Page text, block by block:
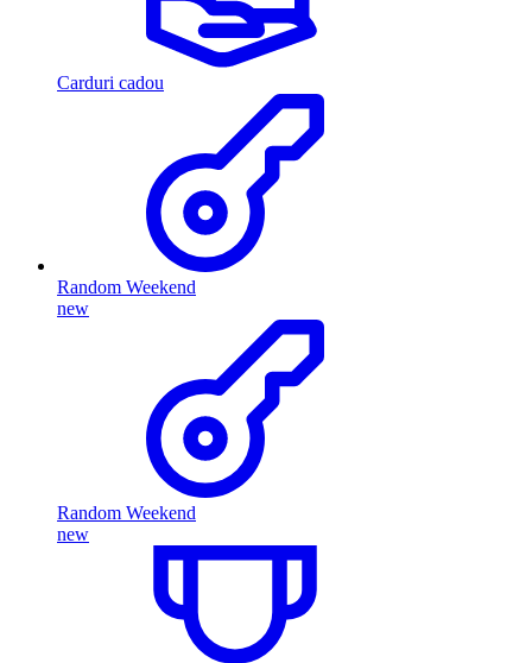
Carduri cadou
Random Weekend
new
Random Weekend
new